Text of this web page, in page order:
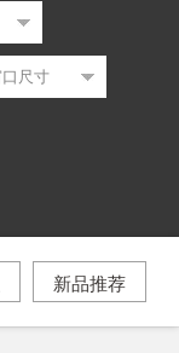
新品推荐